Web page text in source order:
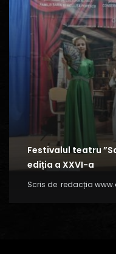
Festivalul teatru
ediția a XXVI-a
Scris de redacția